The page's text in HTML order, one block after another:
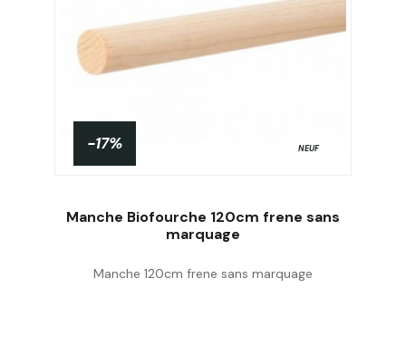
Acheter
-17% NEUF
Manche Biofourche 120cm frene sans
marquage
Manche 120cm frene sans marquage